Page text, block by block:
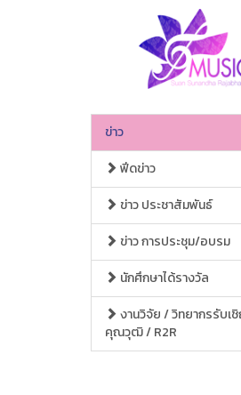
ข่าว
ฟีดข่าว
ข่าว ประชาสัมพันธ์
ข่าว การประชุม/อบรม
นักศึกษาได้รางวัล
งานวิจัย / วิทยากรรับ
คุณวุฒิ / R2R